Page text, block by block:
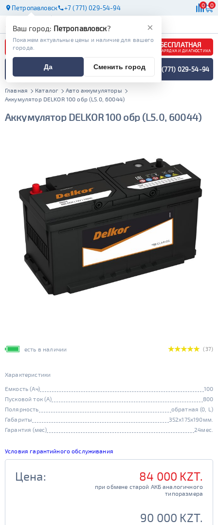
Петропавловск +7 (771) 029-54-94 0 0
АКБ
БЕСПЛАТНАЯ
ЗАРЯДКА И ДИАГНОСТИКА
ПОДБОР АККУМУЛЯТОРА
СПЕЦИАЛИСТОМ +7 (771) 029-54-94
Главная Каталог
Авто аккумуляторы
Аккумулятор DELKOR 100 обр (L5.0, 60044)
Аккумулятор DELKOR 100 обр (L5.0, 60044)
есть в наличии (37)
Характеристики
Емкость (Ач)
100
Пусковой ток (А)
800
Полярность
обратная (0, L)
Габариты
352x175x190мм.
Гарантия (мес)
24мес.
Условия гарантийного обслуживания
Цена: 84 000 KZT.
при обмене старой АКБ аналогичного
                                         типоразмера
90 000 KZT.
×
Ваш город: Петропавловск?
Покажем актуальные цены и наличие для вашего
города.
Да Сменить город